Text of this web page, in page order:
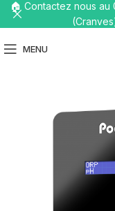
MENU
🏠 Contactez nous au